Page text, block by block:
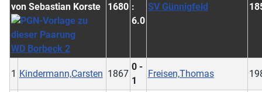
WD Borbeck 2
1680 :
6.0
SV Günnigfeld
1 Kindermann,Carsten 1867
0 -
1
Freisen,Thomas